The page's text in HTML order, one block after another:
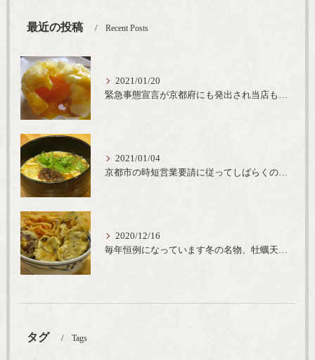
最近の投稿 Recent Posts
2021/01/20
2021/01/04
京都市の時短営業要請に従ってしばらくの間20時までの営業とさせていただいております。寒い時期には温かいお蕎麦がおすすめ
2020/12/16
タグ Tags